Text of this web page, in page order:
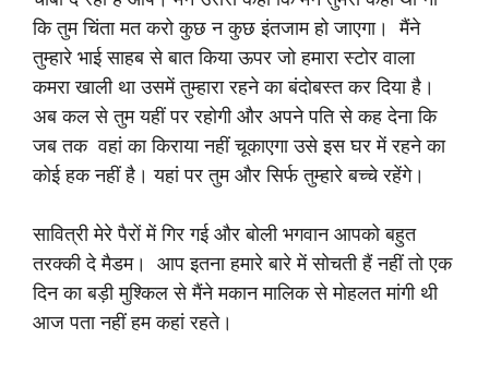
कि तुम चिंता मत करो कुछ न कुछ इंतजाम हो जाएगा। मैंने
तुम्हारे भाई साहब से बात किया ऊपर जो हमारा स्टोर वाला
कमरा खाली था उसमें तुम्हारा रहने का बंदोबस्त कर दिया है।
अब कल से तुम यहीं पर रहोगी और अपने पति से कह देना कि
जब तक वहां का किराया नहीं चूकाएगा उसे इस घर में रहने का
कोई हक नहीं है। यहां पर तुम और सिर्फ तुम्हारे बच्चे रहेंगे।
सावित्री मेरे पैरों में गिर गई और बोली भगवान आपको बहुत
तरक्की दे मैडम। आप इतना हमारे बारे में सोचती हैं नहीं तो एक
दिन का बड़ी मुश्किल से मैंने मकान मालिक से मोहलत मांगी थी
आज पता नहीं हम कहां रहते।